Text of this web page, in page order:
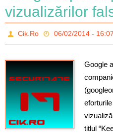
vizualizărilor
Cik.Ro 06/02/2014 - 16:07
Google
titlul